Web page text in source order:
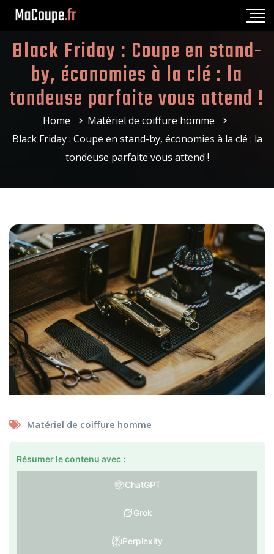
Black Friday : Coupe en stand-
by, économies à la clé : la
tondeuse parfaite vous attend !
Home
Matériel de coiffure homme
Black Friday : Coupe en stand-by, économies à la clé : la
tondeuse parfaite vous attend !
Matériel de coiffure homme
Résumer le contenu avec :
ChatGPT
Grok
Perplexity